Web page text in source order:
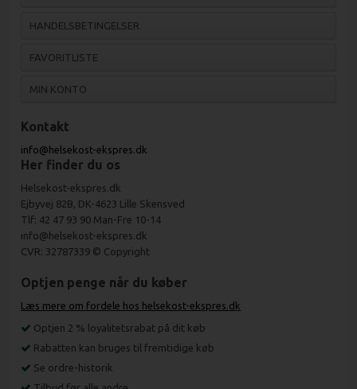
HANDELSBETINGELSER
FAVORITLISTE
MIN KONTO
Kontakt
info@helsekost-ekspres.dk
Her finder du os
Helsekost-ekspres.dk
Ejbyvej 82B, DK-4623 Lille Skensved
Tlf: 42 47 93 90 Man-Fre 10-14
info@helsekost-ekspres.dk
CVR: 32787339 © Copyright
Optjen penge når du køber
Læs mere om fordele hos helsekost-ekspres.dk
Optjen 2 % loyalitetsrabat på dit køb
Rabatten kan bruges til fremtidige køb
Se ordre-historik